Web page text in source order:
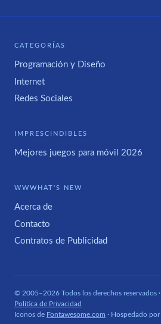
CATEGORÍAS
Programación y Diseño
Internet
Redes Sociales
IMPRESCINDIBLES
Mejores juegos para móvil 2026
WWWHAT'S NEW
Acerca de
Contacto
Contratos de Publicidad
© 2005–2026 Todos los derechos reservados ·
Política de Privacidad
Iconos de Fontawesome.com · Hospedado por